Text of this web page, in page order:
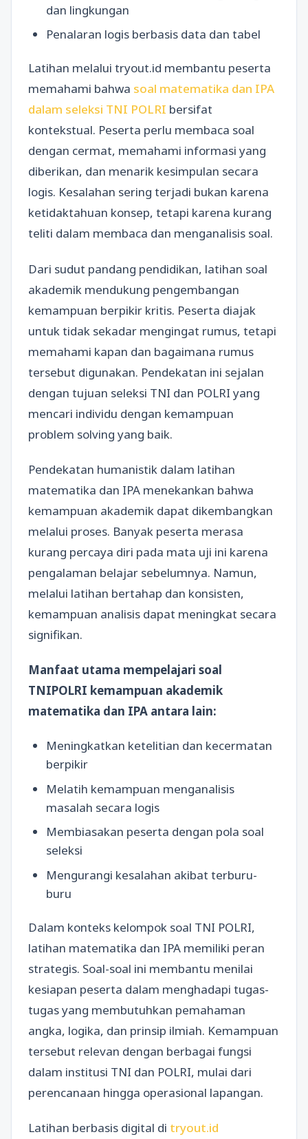
dan lingkungan
Penalaran logis berbasis data dan tabel
Latihan melalui tryout.id membantu peserta
memahami bahwa soal matematika dan IPA
dalam seleksi TNI POLRI bersifat
kontekstual. Peserta perlu membaca soal
dengan cermat, memahami informasi yang
diberikan, dan menarik kesimpulan secara
logis. Kesalahan sering terjadi bukan karena
ketidaktahuan konsep, tetapi karena kurang
teliti dalam membaca dan menganalisis soal.
Dari sudut pandang pendidikan, latihan soal
akademik mendukung pengembangan
kemampuan berpikir kritis. Peserta diajak
untuk tidak sekadar mengingat rumus, tetapi
memahami kapan dan bagaimana rumus
tersebut digunakan. Pendekatan ini sejalan
dengan tujuan seleksi TNI dan POLRI yang
mencari individu dengan kemampuan
problem solving yang baik.
Pendekatan humanistik dalam latihan
matematika dan IPA menekankan bahwa
kemampuan akademik dapat dikembangkan
melalui proses. Banyak peserta merasa
kurang percaya diri pada mata uji ini karena
pengalaman belajar sebelumnya. Namun,
melalui latihan bertahap dan konsisten,
kemampuan analisis dapat meningkat secara
signifikan.
Manfaat utama mempelajari soal
TNIPOLRI kemampuan akademik
matematika dan IPA antara lain:
Meningkatkan ketelitian dan kecermatan
berpikir
Melatih kemampuan menganalisis
masalah secara logis
Membiasakan peserta dengan pola soal
seleksi
Mengurangi kesalahan akibat terburu-
buru
Dalam konteks kelompok soal TNI POLRI,
latihan matematika dan IPA memiliki peran
strategis. Soal-soal ini membantu menilai
kesiapan peserta dalam menghadapi tugas-
tugas yang membutuhkan pemahaman
angka, logika, dan prinsip ilmiah. Kemampuan
tersebut relevan dengan berbagai fungsi
dalam institusi TNI dan POLRI, mulai dari
perencanaan hingga operasional lapangan.
Latihan berbasis digital di tryout.id